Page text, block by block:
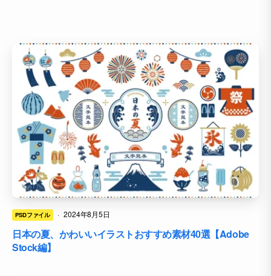
PSDファイル · 2024年8月5日
日本の夏、かわいいイラストおすすめ素材40選【Adobe
Stock編】